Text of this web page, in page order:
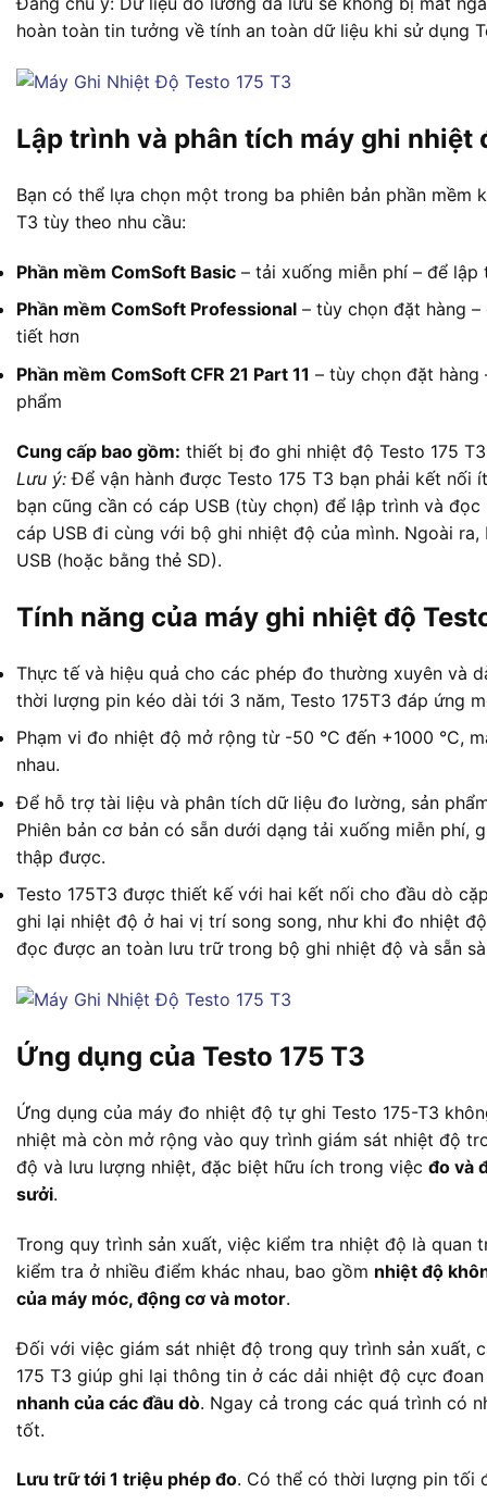
hoàn toàn tin tưởng về tính an toàn dữ liệu khi sử dụng
Lập trình và phân tích máy ghi nhiệt
Bạn có thể lựa chọn một trong ba phiên bản phần mềm
T3 tùy theo nhu cầu:
Phần mềm ComSoft Basic – tải xuống miễn phí – để
Phần mềm ComSoft Professional – tùy chọn đặt hàng
tiết hơn
Phần mềm ComSoft CFR 21 Part 11 – tùy chọn đặt
phẩm
Cung cấp bao gồm: thiết bị đo ghi nhiệt độ Testo 175
Lưu ý: Để vận hành được Testo 175 T3 bạn phải kết
bạn cũng cần có cáp USB (tùy chọn) để lập trình và
cáp USB đi cùng với bộ ghi nhiệt độ của mình. Ngoài
USB (hoặc bằng thẻ SD).
Tính năng của máy ghi nhiệt độ
Thực tế và hiệu quả cho các phép đo thường xuyên và
thời lượng pin kéo dài tới 3 năm, Testo 175T3 đáp ứng
Phạm vi đo nhiệt độ mở rộng từ -50 °C đến +1000 °C,
nhau.
Để hỗ trợ tài liệu và phân tích dữ liệu đo lường, sản
Phiên bản cơ bản có sẵn dưới dạng tải xuống miễn
thập được.
Testo 175T3 được thiết kế với hai kết nối cho đầu dò
ghi lại nhiệt độ ở hai vị trí song song, như khi đo nhiệt
đọc được an toàn lưu trữ trong bộ ghi nhiệt độ và sẵn
Ứng dụng của Testo 175 T3
Ứng dụng của máy đo nhiệt độ tự ghi Testo 175-T3
nhiệt mà còn mở rộng vào quy trình giám sát nhiệt độ
độ và lưu lượng nhiệt, đặc biệt hữu ích trong việc đo và
sưởi.
Trong quy trình sản xuất, việc kiểm tra nhiệt độ là
kiểm tra ở nhiều điểm khác nhau, bao gồm nhiệt độ
của máy móc, động cơ và motor.
Đối với việc giám sát nhiệt độ trong quy trình sản xuất,
175 T3 giúp ghi lại thông tin ở các dải nhiệt độ cực
nhanh của các đầu dò. Ngay cả trong các quá trình có
tốt.
Lưu trữ tới 1 triệu phép đo. Có thể có thời lượng pin tối